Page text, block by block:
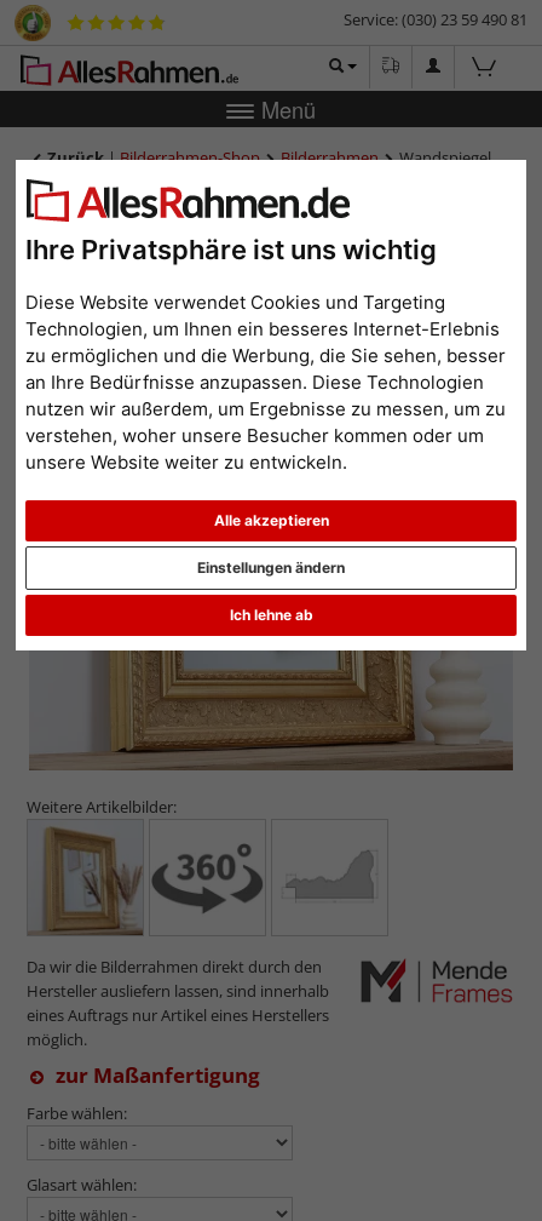
Ihre Privatsphäre ist uns wichtig
Diese Website verwendet Cookies und Targeting
Technologien, um Ihnen ein besseres Internet-Erlebnis
zu ermöglichen und die Werbung, die Sie sehen, besser
an Ihre Bedürfnisse anzupassen. Diese Technologien
nutzen wir außerdem, um Ergebnisse zu messen, um zu
verstehen, woher unsere Besucher kommen oder um
unsere Website weiter zu entwickeln.
Alle akzeptieren
Ich lehne ab
Einstellungen ändern
Service: (030) 23 59 490 81
Menü
Zurück|Bilderrahmen-Shop Bilderrahmen
Wandspiegel
nach Maß Lukanda - Exclusive Series
Wandspiegel nach Maß
Lukanda - Exclusive Series
Zurück
Weitere Artikelbilder:
Da wir die Bilderrahmen direkt durch den
Hersteller ausliefern lassen, sind innerhalb
eines Auftrags nur Artikel eines Herstellers
möglich.
zur Maßanfertigung
Farbe wählen:
Glasart wählen: